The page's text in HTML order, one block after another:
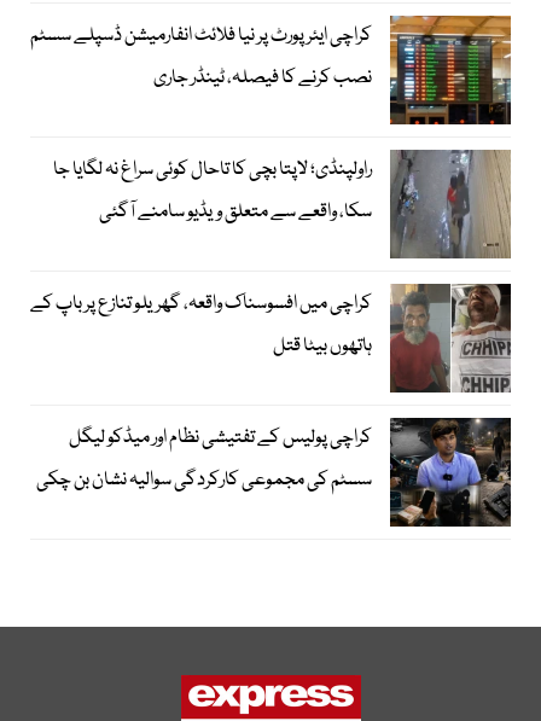
کراچی ایئرپورٹ پر نیا فلائٹ انفارمیشن ڈسپلے سسٹم
نصب کرنے کا فیصلہ، ٹینڈر جاری
راولپنڈی؛ لاپتا بچی کا تاحال کوئی سراغ نہ لگایا جا
سکا، واقعے سے متعلق ویڈیو سامنے آگئی
کراچی میں افسوسناک واقعہ، گھریلو تنازع پر باپ کے
ہاتھوں بیٹا قتل
کراچی پولیس کے تفتیشی نظام اور میڈکو لیگل
سسٹم کی مجموعی کارکردگی سوالیہ نشان بن چکی